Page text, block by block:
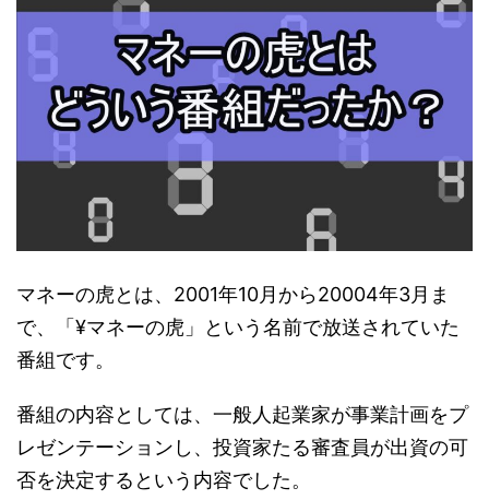
マネーの虎とは、2001年10月から20004年3月ま
で、「¥マネーの虎」という名前で放送されていた
番組です。
番組の内容としては、一般人起業家が事業計画をプ
レゼンテーションし、投資家たる審査員が出資の可
否を決定するという内容でした。